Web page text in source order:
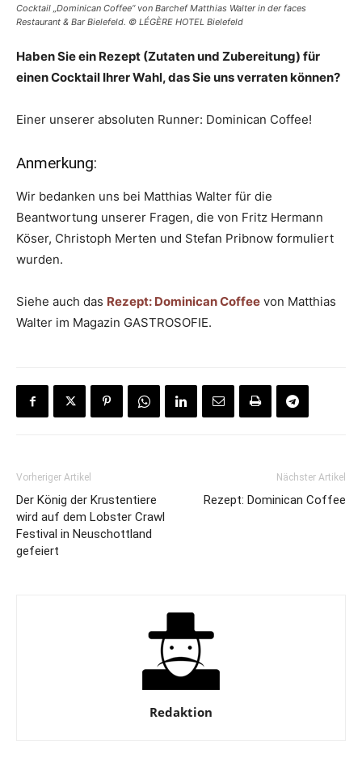
Cocktail „Dominican Coffee“ von Barchef Matthias Walter in der faces
Restaurant & Bar Bielefeld. © LÉGÈRE HOTEL Bielefeld
Haben Sie ein Rezept (Zutaten und Zubereitung) für
einen Cocktail Ihrer Wahl, das Sie uns verraten können?
Einer unserer absoluten Runner: Dominican Coffee!
Anmerkung:
Wir bedanken uns bei Matthias Walter für die
Beantwortung unserer Fragen, die von Fritz Hermann
Köser, Christoph Merten und Stefan Pribnow formuliert
wurden.
Siehe auch das Rezept: Dominican Coffee von Matthias
Walter im Magazin GASTROSOFIE.
Vorheriger Artikel
Der König der Krustentiere
wird auf dem Lobster Crawl
Festival in Neuschottland
gefeiert
Nächster Artikel
Rezept: Dominican Coffee
Redaktion